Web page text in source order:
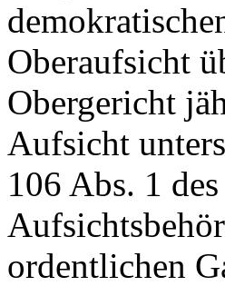
Oberaufsicht
Obergericht
Aufsicht
106 Abs. 1
ordentlichen